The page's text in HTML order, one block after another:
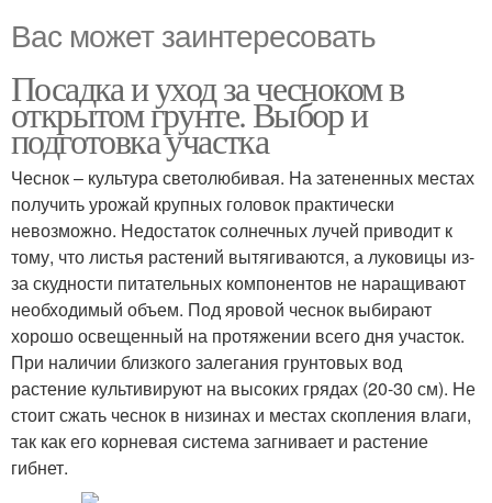
Вас может заинтересовать
Посадка и уход за чесноком в
открытом грунте. Выбор и
подготовка участка
Чеснок – культура светолюбивая. На затененных местах
получить урожай крупных головок практически
невозможно. Недостаток солнечных лучей приводит к
тому, что листья растений вытягиваются, а луковицы из-
за скудности питательных компонентов не наращивают
необходимый объем. Под яровой чеснок выбирают
хорошо освещенный на протяжении всего дня участок.
При наличии близкого залегания грунтовых вод
растение культивируют на высоких грядах (20-30 см). Не
стоит сжать чеснок в низинах и местах скопления влаги,
так как его корневая система загнивает и растение
гибнет.